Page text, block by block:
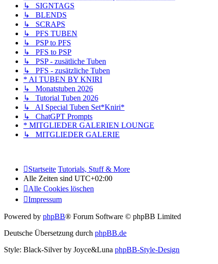
↳ SIGNTAGS
↳ BLENDS
↳ SCRAPS
↳ PFS TUBEN
↳ PSP to PFS
↳ PFS to PSP
↳ PSP - zusätliche Tuben
↳ PFS - zusätzliche Tuben
* AI TUBEN BY KNIRI
↳ Monatstuben 2026
↳ Tutorial Tuben 2026
↳ AI Special Tuben Set*Kniri*
↳ ChatGPT Prompts
* MITGLIEDER GALERIEN LOUNGE
↳ MITGLIEDER GALERIE
Startseite Tutorials, Stuff & More
Alle Zeiten sind UTC+02:00
Alle Cookies löschen
Impressum
Powered by phpBB® Forum Software © phpBB Limited
Deutsche Übersetzung durch phpBB.de
Style: Black-Silver by Joyce&Luna phpBB-Style-Design